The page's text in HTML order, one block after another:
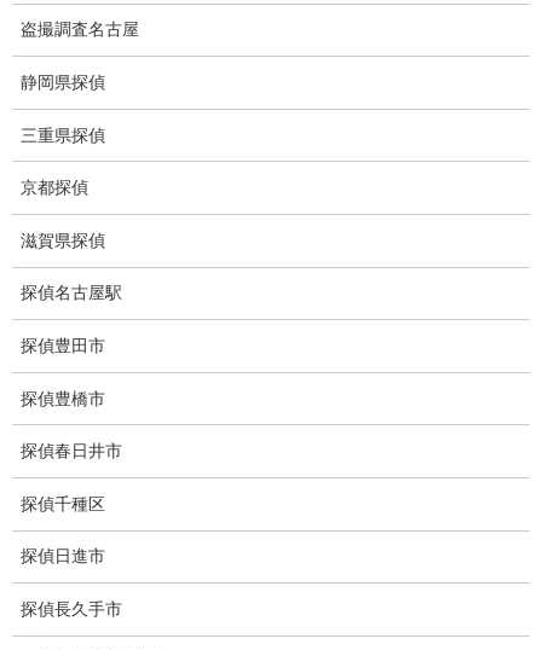
下着窃盗犯防止対策調査
猫犬の捜索
所在調査
身元調査
人探し
失踪・家出調査
所在確認調査
所在調査 家出調査料金
盗撮調査名古屋
静岡県探偵
三重県探偵
京都探偵
滋賀県探偵
探偵名古屋駅
探偵豊田市
探偵豊橋市
探偵春日井市
探偵千種区
探偵日進市
探偵長久手市